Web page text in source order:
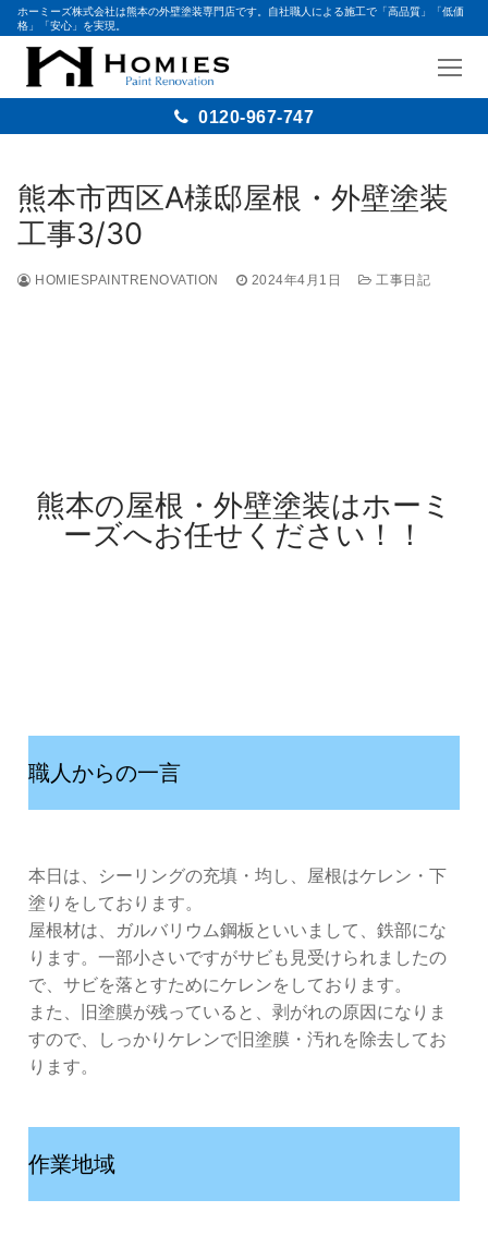
ホーミーズ株式会社は熊本の外壁塗装専門店です。自社職人による施工で「高品質」「低価
格」「安心」を実現。
0120-967-747
熊本市西区A様邸屋根・外壁塗装
工事3/30
HOMIESPAINTRENOVATION 2024年4月1日 工事日記
熊本の屋根・外壁塗装はホーミ
ーズへお任せください！！
職人からの一言
本日は、シーリングの充填・均し、屋根はケレン・下
塗りをしております。
屋根材は、ガルバリウム鋼板といいまして、鉄部にな
ります。一部小さいですがサビも見受けられましたの
で、サビを落とすためにケレンをしております。
また、旧塗膜が残っていると、剥がれの原因になりま
すので、しっかりケレンで旧塗膜・汚れを除去してお
ります。
作業地域